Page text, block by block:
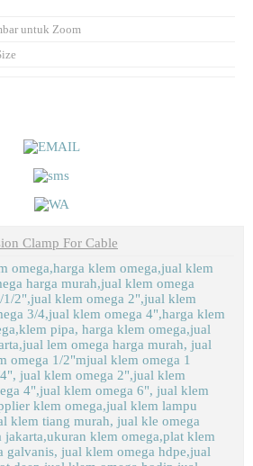
untuk Zoom
Clamp For Cable